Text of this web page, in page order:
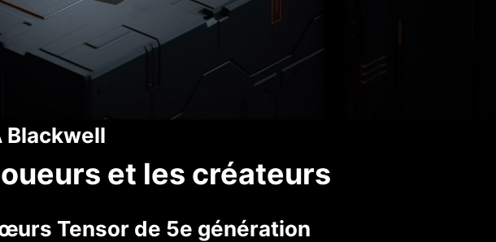
Blackwell
et les créateurs
Tensor de 5e génération